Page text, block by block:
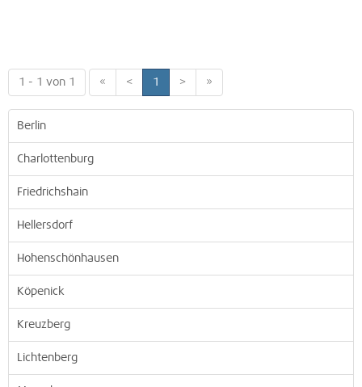
1 - 1 von 1 « < 1 > »
Berlin
Charlottenburg
Friedrichshain
Hellersdorf
Hohenschönhausen
Köpenick
Kreuzberg
Lichtenberg